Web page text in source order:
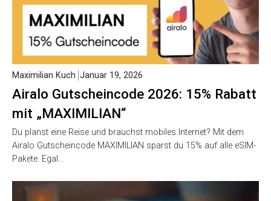
Airalo Gutscheincode 2026: 15% Rabatt
mit „MAXIMILIAN“
Maximilian Kuch Januar 19, 2026
Du planst eine Reise und brauchst mobiles Internet? Mit dem
Airalo Gutscheincode MAXIMILIAN sparst du 15% auf alle eSIM-
Pakete. Egal…